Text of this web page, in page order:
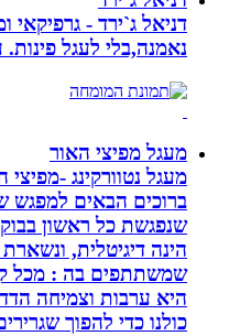
דניאל ג`ירד - גרפיקאי
נאמנה,בלי לעגל פינות.
מעגל מפיצי האור
מעגל נטוורקינג -מפיצי
ברוכים הבאים למפגש של
שנפגשת כל ראשון בבוקר
הינה דיגיטלית, ונשארת
שמשתתפים בה : מכל
היא ערבות וצמיחה הדדית
כולנו כדי להפוך שגרירים